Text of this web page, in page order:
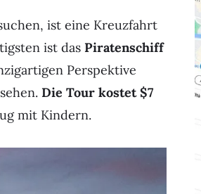
ist eine Kreuzfahrt
ist das Piratenschiff
Perspektive
Die Tour kostet $7
mit Kindern.